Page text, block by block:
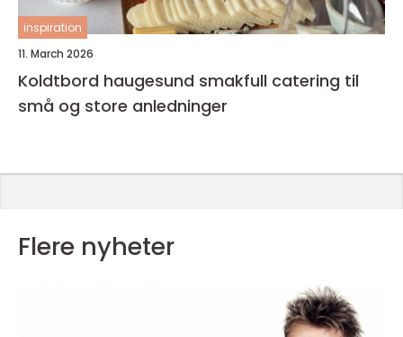
inspiration
11. March 2026
Koldtbord haugesund smakfull catering til
små og store anledninger
Flere nyheter